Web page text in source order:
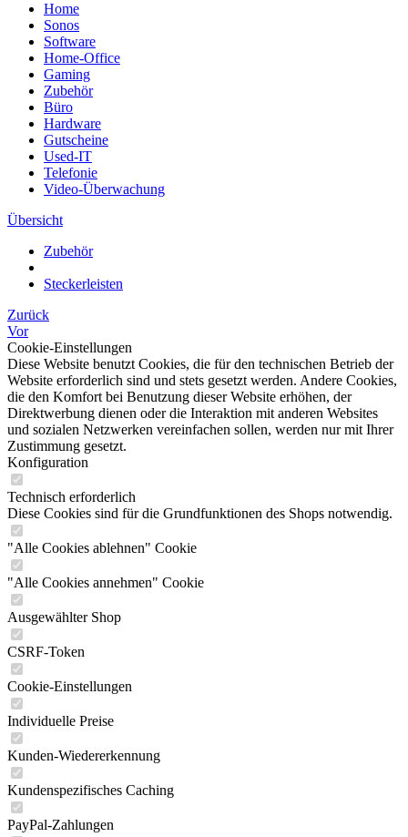
Home
Sonos
Software
Home-Office
Gaming
Zubehör
Büro
Hardware
Gutscheine
Used-IT
Telefonie
Video-Überwachung
Übersicht
Zubehör
Steckerleisten
Zurück
Vor
Cookie-Einstellungen
Diese Website benutzt Cookies, die für den technischen Betrieb der
Website erforderlich sind und stets gesetzt werden. Andere Cookies,
die den Komfort bei Benutzung dieser Website erhöhen, der
Direktwerbung dienen oder die Interaktion mit anderen Websites
und sozialen Netzwerken vereinfachen sollen, werden nur mit Ihrer
Zustimmung gesetzt.
Konfiguration
Technisch erforderlich
Diese Cookies sind für die Grundfunktionen des Shops notwendig.
"Alle Cookies ablehnen" Cookie
"Alle Cookies annehmen" Cookie
Ausgewählter Shop
CSRF-Token
Cookie-Einstellungen
Individuelle Preise
Kunden-Wiedererkennung
Kundenspezifisches Caching
PayPal-Zahlungen